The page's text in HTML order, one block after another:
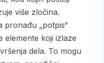
više zločina.
pronađu „potpis“
elemente koji izlaze
dela. To mogu